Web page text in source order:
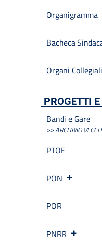
Organigramma
Bacheca
Organi Collegiali
PROGETTI
Bandi e Gare
>> ARCHIVIO
PTOF
PON
POR
PNRR